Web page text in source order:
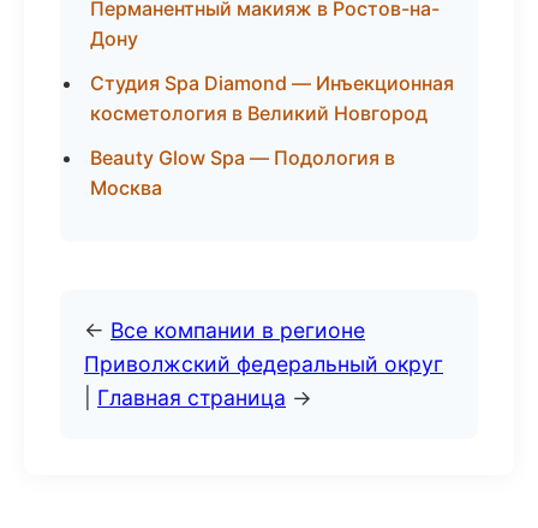
Перманентный макияж в Ростов-на-
Дону
Студия Spa Diamond — Инъекционная
косметология в Великий Новгород
Beauty Glow Spa — Подология в
Москва
← Все компании в регионе
Приволжский федеральный округ
Главная страница →